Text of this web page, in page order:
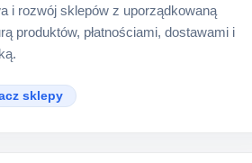
i rozwój sklepów z uporządkowaną
produktów, płatnościami, dostawami i
sklepy